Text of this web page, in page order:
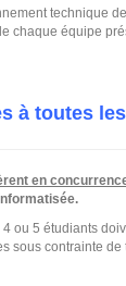
technique
chaque équipe
à toutes
en
ou 5 étudiants
sous contrainte de